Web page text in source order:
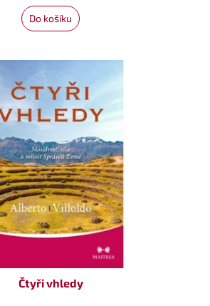
Do košíku
Čtyři vhledy